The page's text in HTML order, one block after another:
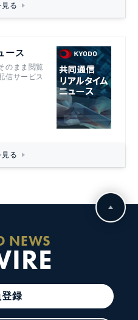
る
ース
のまま閲覧
信サービス
る
NEWS
録